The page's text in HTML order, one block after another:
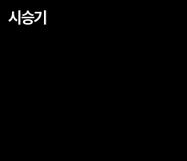
시승기